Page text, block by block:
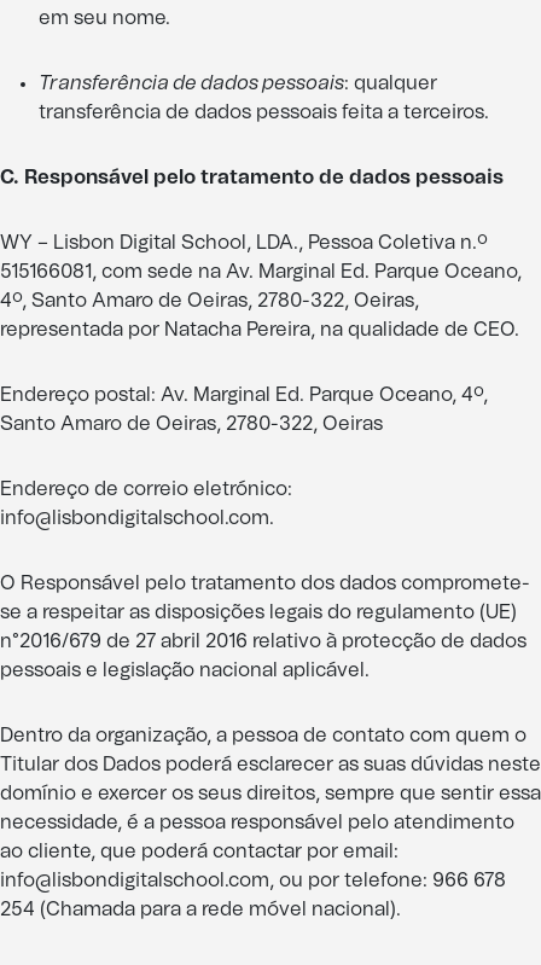
em seu nome.
Transferência de dados pessoais: qualquer
transferência de dados pessoais feita a terceiros.
C. Responsável pelo tratamento de dados pessoais
WY – Lisbon Digital School, LDA., Pessoa Coletiva n.º
515166081, com sede na Av. Marginal Ed. Parque Oceano,
4º, Santo Amaro de Oeiras, 2780-322, Oeiras,
representada por Natacha Pereira, na qualidade de CEO.
Endereço postal: Av. Marginal Ed. Parque Oceano, 4º,
Santo Amaro de Oeiras, 2780-322, Oeiras
Endereço de correio eletrónico:
info@lisbondigitalschool.com.
O Responsável pelo tratamento dos dados compromete-
se a respeitar as disposições legais do regulamento (UE)
n°2016/679 de 27 abril 2016 relativo à protecção de dados
pessoais e legislação nacional aplicável.
Dentro da organização, a pessoa de contato com quem o
Titular dos Dados poderá esclarecer as suas dúvidas neste
domínio e exercer os seus direitos, sempre que sentir essa
necessidade, é a pessoa responsável pelo atendimento
ao cliente, que poderá contactar por email:
info@lisbondigitalschool.com, ou por telefone: 966 678
254 (Chamada para a rede móvel nacional).